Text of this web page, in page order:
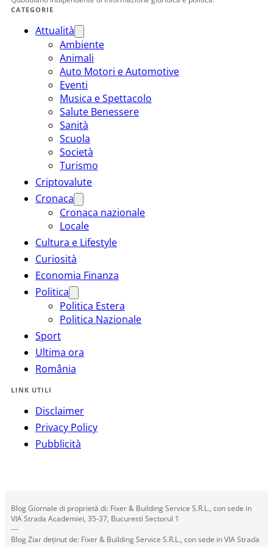
CATEGORIE
Attualità
Ambiente
Animali
Auto Motori e Automotive
Eventi
Musica e Spettacolo
Salute Benessere
Sanità
Scuola
Società
Turismo
Criptovalute
Cronaca
Cronaca nazionale
Locale
Cultura e Lifestyle
Curiosità
Economia Finanza
Politica
Politica Estera
Politica Nazionale
Sport
Ultima ora
România
LINK UTILI
Disclaimer
Privacy Policy
Pubblicità
Blog Giornale di proprietà di: Fixer & Building Service S.R.L., con sede in
VIA Strada Academiei, 35-37, Bucuresti Sectorul 1
---
Blog Ziar deținut de: Fixer & Building Service S.R.L., con sede in VIA Strada